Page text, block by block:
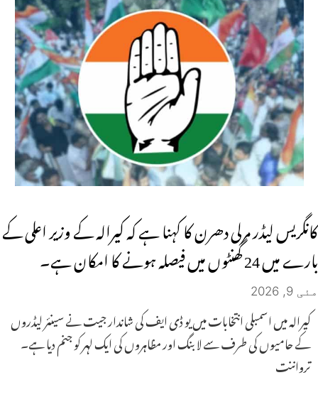
کانگریس لیڈر مرلی دھرن کا کہنا ہے کہ کیرالہ کے وزیر اعلی کے
بارے میں 24 گھنٹوں میں فیصلہ ہونے کا امکان ہے۔
مئی 9, 2026
کیرالہ میں اسمبلی انتخابات میں یو ڈی ایف کی شاندار جیت نے سینئر لیڈروں
کے حامیوں کی طرف سے لابنگ اور مظاہروں کی ایک لہر کو جنم دیا ہے۔
ترواننت